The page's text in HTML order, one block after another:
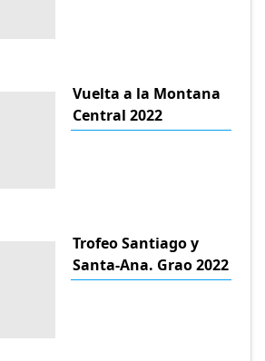
Vuelta a la Montana
Central 2022
Trofeo Santiago y
Santa-Ana. Grao 2022